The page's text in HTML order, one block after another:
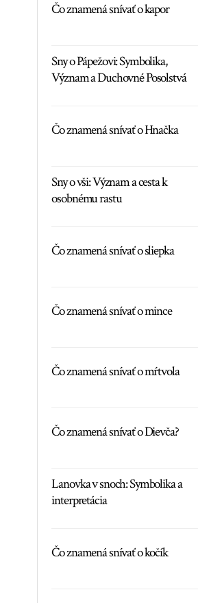
Čo znamená snívať o kapor
Sny o Pápežovi: Symbolika,
Význam a Duchovné Posolstvá
Čo znamená snívať o Hnačka
Sny o vši: Význam a cesta k
osobnému rastu
Čo znamená snívať o sliepka
Čo znamená snívať o mince
Čo znamená snívať o mŕtvola
Čo znamená snívať o Dievča?
Lanovka v snoch: Symbolika a
interpretácia
Čo znamená snívať o kočík